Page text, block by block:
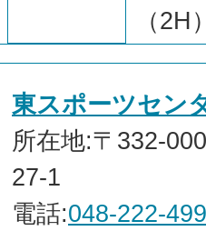
（2H
東スポーツセン
所在地:〒332-
27-1
電話:048-222-